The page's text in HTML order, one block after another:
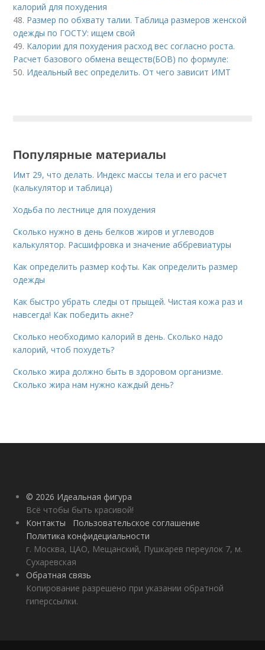
калорий для похудения
48. Размер по обхвату талии. Таблица размеров женской
одежды по ГОСТУ: ищем свой
49. Калории для похудения расход вес согласно роста.
Расчет базового обмена веществ(БОВ) по формуле:
50. Идеальный вес определить. От чего зависит ИМТ
Популярные материалы
Имт 29, что делать. Индекс массы тела и его расчет
(калькулятор и таблица)
Ходьба по лестнице для похудения
Сколько нужно в день белков жиров и углеводов
калькулятор. Расшифровка и значение аббревиатуры
Как определить размер кофты. Как определить размер
одежды
Как быстро убрать следы от прыщей. Чистая кожа раз и
навсегда! Как победить акне?
Сколько необходимо калорий в день. Сколько надо
калорий, чтоб похудеть?
Сколько жира должно быть в здоровом организме.
Сколько жира нам нужно каждый день?
© 2026 Идеальная фигура
Всё чтобы быть красивой!
Контакты
Пользовательское соглашение
Политика конфидециальности
г. Москва, ЦАО, Мещанский, Пушкарев переулок 7, м.
Сухаревская
Обратная связь
Копирование разрешено при указании обратной
гиперссылки.